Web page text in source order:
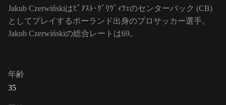
Jakub Czerwińskiはﾋﾟｱｽﾄ･ｸﾞﾘｳﾞｨﾂｪのセンターバック (CB)
としてプレイするポーランド出身のプロサッカー選手。
Jakub Czerwińskiの総合レートは69。
年齢
35